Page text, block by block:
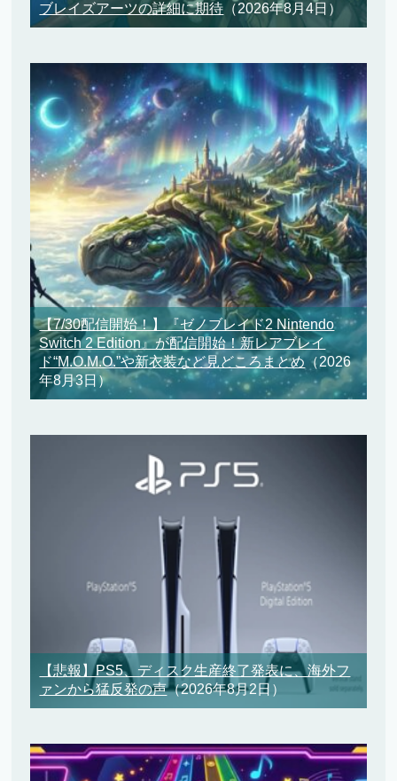
ブレイズアーツの詳細に期待 （2026年8月4日）
【7/30配信開始！】『ゼノブレイド2 Nintendo
Switch 2 Edition』が配信開始！新レアブレイ
ド“M.O.M.O.”や新衣装など見どころまとめ（2026
年8月3日）
【悲報】PS5、ディスク生産終了発表に、海外フ
ァンから猛反発の声（2026年8月2日）